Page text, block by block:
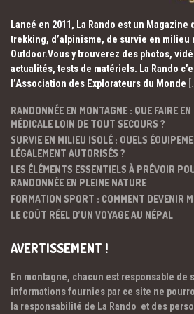
Lancé en 2011, La Rando est un
trekking, d’alpinisme, de survie en milieu
Outdoor.Vous y trouverez des photos,
actualités, tests de matériels. La Rando
l’Association des Explorateurs du Monde
RANDONNÉE EN MONTAGNE : QUE FAIRE EN
MÉDICALE LOIN DE TOUT SECOURS ?
SURVIE EN MILIEU ISOLÉ : QUELS
LÉGALEMENT AUTORISÉS ?
LES ÉLÉMENTS ESSENTIELS À PRÉVOIR
RANDONNÉE EN PLEINE NATURE
FORMATION SPORT : COMMENT DEVENIR
LE COÛT RÉEL D’UN VOYAGE AU NÉPAL
AVERTISSEMENT !
En montagne, chacun est responsable de
informations fournies par ce site ne
la responsabilité de La Rando et des